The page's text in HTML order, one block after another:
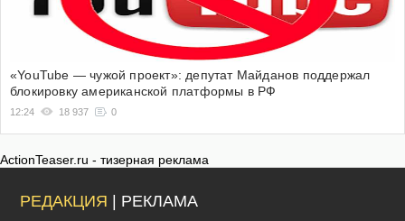
«YouTube — чужой проект»: депутат Майданов поддержал
блокировку американской платформы в РФ
12:24 18 937 0
ActionTeaser.ru - тизерная реклама
РЕДАКЦИЯ | РЕКЛАМА